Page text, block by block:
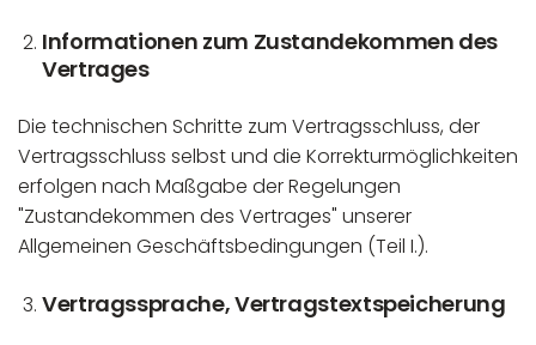
Informationen zum Zustandekommen des
Vertrages
Die technischen Schritte zum Vertragsschluss, der
Vertragsschluss selbst und die Korrekturmöglichkeiten
erfolgen nach Maßgabe der Regelungen
"Zustandekommen des Vertrages" unserer
Allgemeinen Geschäftsbedingungen (Teil I.).
Vertragssprache, Vertragstextspeicherung